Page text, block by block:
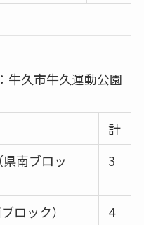
久市牛久運動公園
計
南ブロッ
3
ロック） 4